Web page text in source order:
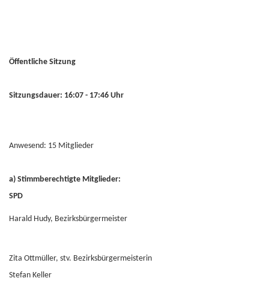
Öffentliche Sitzung
Sitzungsdauer: 16:07 - 17:46 Uhr
Anwesend: 15 Mitglieder
a) Stimmberechtigte Mitglieder:
SPD
Harald Hudy, Bezirksbürgermeister
Zita Ottmüller, stv. Bezirksbürgermeisterin
Stefan Keller